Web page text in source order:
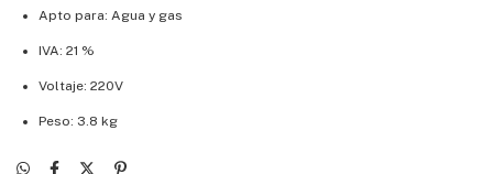
Apto para: Agua y gas
IVA: 21 %
Voltaje: 220V
Peso: 3.8 kg